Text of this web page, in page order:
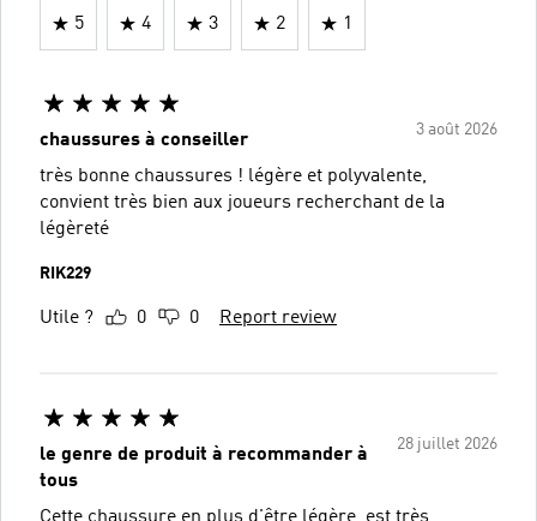
5 4 3 2 1
3 août 2026
chaussures à conseiller
très bonne chaussures ! légère et polyvalente,
convient très bien aux joueurs recherchant de la
légèreté
RIK229
Utile ? 0 0 Report review
28 juillet 2026
le genre de produit à recommander à
tous